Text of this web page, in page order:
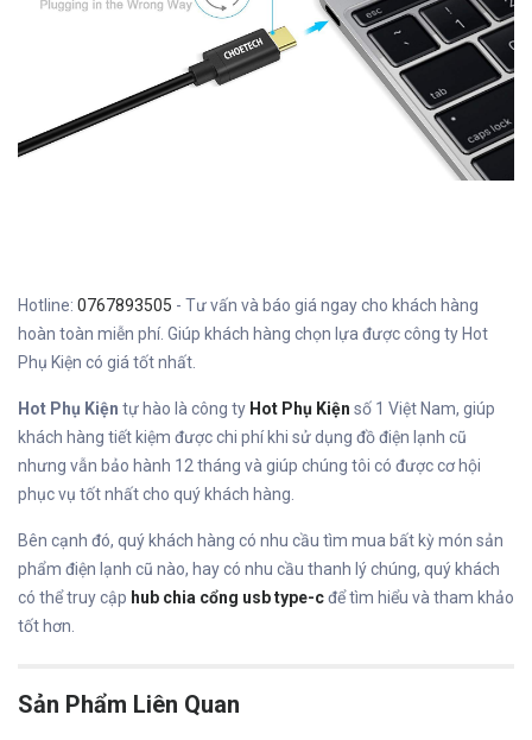
Hotline: 0767893505 - Tư vấn và báo giá ngay cho khách hàng
hoàn toàn miễn phí. Giúp khách hàng chọn lựa được công ty Hot
Phụ Kiện có giá tốt nhất.
Hot Phụ Kiện tự hào là công ty Hot Phụ Kiện số 1 Việt Nam, giúp
khách hàng tiết kiệm được chi phí khi sử dụng đồ điện lạnh cũ
nhưng vẫn bảo hành 12 tháng và giúp chúng tôi có được cơ hội
phục vụ tốt nhất cho quý khách hàng.
Bên cạnh đó, quý khách hàng có nhu cầu tìm mua bất kỳ món sản
phẩm điện lạnh cũ nào, hay có nhu cầu thanh lý chúng, quý khách
có thể truy cập hub chia cổng usb type-cđể tìm hiểu và tham khảo
tốt hơn.
Sản Phẩm Liên Quan